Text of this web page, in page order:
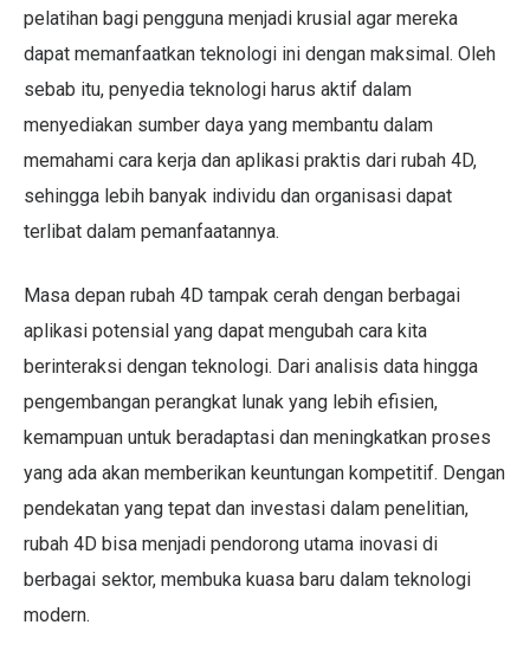
pelatihan bagi pengguna menjadi krusial agar mereka
dapat memanfaatkan teknologi ini dengan maksimal. Oleh
sebab itu, penyedia teknologi harus aktif dalam
menyediakan sumber daya yang membantu dalam
memahami cara kerja dan aplikasi praktis dari rubah 4D,
sehingga lebih banyak individu dan organisasi dapat
terlibat dalam pemanfaatannya.
Masa depan rubah 4D tampak cerah dengan berbagai
aplikasi potensial yang dapat mengubah cara kita
berinteraksi dengan teknologi. Dari analisis data hingga
pengembangan perangkat lunak yang lebih efisien,
kemampuan untuk beradaptasi dan meningkatkan proses
yang ada akan memberikan keuntungan kompetitif. Dengan
pendekatan yang tepat dan investasi dalam penelitian,
rubah 4D bisa menjadi pendorong utama inovasi di
berbagai sektor, membuka kuasa baru dalam teknologi
modern.